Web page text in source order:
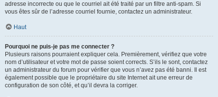
adresse incorrecte ou que le courriel ait été traité par un filtre anti-spam. Si
vous êtes sûr de l’adresse courriel fournie, contactez un administrateur.
Haut
Pourquoi ne puis-je pas me connecter ?
Plusieurs raisons pourraient expliquer cela. Premièrement, vérifiez que votre
nom d’utilisateur et votre mot de passe soient corrects. S’ils le sont, contactez
un administrateur du forum pour vérifier que vous n’avez pas été banni. Il est
également possible que le propriétaire du site Internet ait une erreur de
configuration de son côté, et qu’il devra la corriger.